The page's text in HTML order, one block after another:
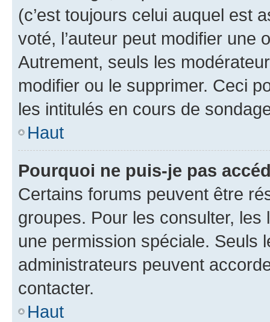
(c’est toujours celui auquel est
voté, l’auteur peut modifier une
Autrement, seuls les
modifier ou le supprimer. Ceci
les intitulés en cours de
Haut
Pourquoi ne puis-je pas
Certains forums peuvent être
groupes. Pour les consulter,
une permission spéciale. Seuls
administrateurs peuvent
contacter.
Haut